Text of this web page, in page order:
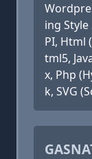
ing Style
PI, Html
tml5,
x, Php
k, SVG